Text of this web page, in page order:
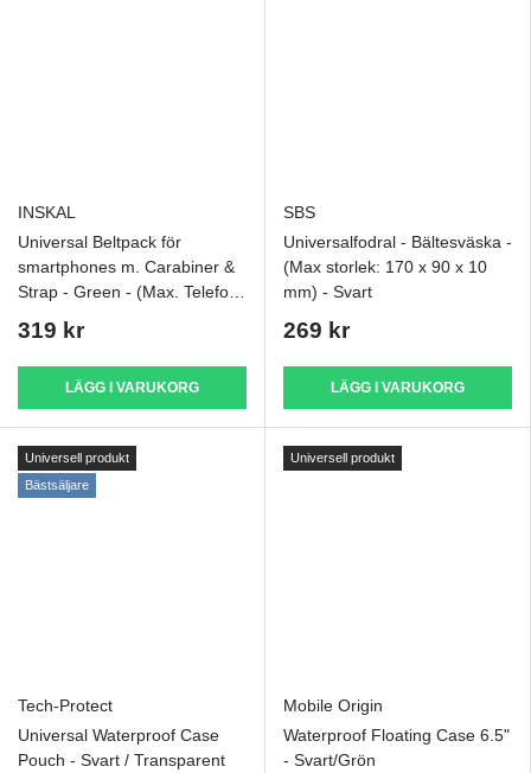
INSKAL
Universal Beltpack för
smartphones m. Carabiner &
Strap - Green - (Max. Telefon:
319 kr
LÄGG I VARUKORG
SBS
Universalfodral - Bältesväska -
(Max storlek: 170 x 90 x 10
mm) - Svart
269 kr
LÄGG I VARUKORG
Universell produkt
Bästsäljare
Tech-Protect
Universal Waterproof Case
Pouch - Svart / Transparent
Universell produkt
Mobile Origin
Waterproof Floating Case 6.5"
- Svart/Grön